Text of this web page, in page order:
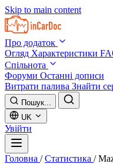
Skip to main content
Про додаток
Огляд Характеристики
Спільнота
Форуми Останні дописи
Витрати палива Знайти
Пошук...
UK
Увійти
Головна / Статистика /